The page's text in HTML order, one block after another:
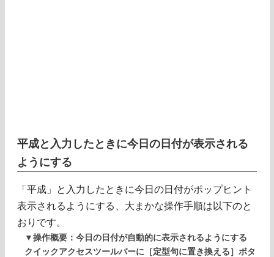
平成と入力したときに今日の日付が表示される
ようにする
「平成」と入力したときに今日の日付がポップヒント
表示されるようにする、大まかな操作手順は以下のと
おりです。
▼操作概要：今日の日付が自動的に表示されるようにする
クイックアクセスツールバーに［定型句に置き換える］ボタ